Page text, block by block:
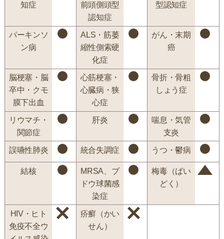
知症
前頭側頭型
認知症
型認知症
パーキンソ
ン病
ALS・筋萎
縮性側索硬
化症
がん・末期
癌
脳梗塞・脳
卒中・クモ
膜下出血
心筋梗塞・
心臓病・狭
心症
骨折・骨粗
しょう症
リウマチ・
関節症
肝炎
喘息・気管
支炎
誤嚥性肺炎 統合失調症 うつ・鬱病
結核
MRSA、ブ
ドウ球菌感
染症
梅毒（ばい
どく）
HIV・ヒト
免疫不全ウ
疥癬（かい
せん）